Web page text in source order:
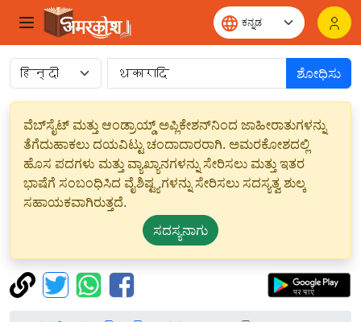
ಶೋಧಿಸು
ವೆಬ್‌ಸೈಟ್ ಮತ್ತು ಆಂಡ್ರಾಯ್ಡ್ ಅಪ್ಲಿಕೇಶನ್‌ನಿಂದ ಜಾಹೀರಾತುಗಳನ್ನು
ತೆಗೆದುಹಾಕಲು ದಯವಿಟ್ಟು ಚಂದಾದಾರರಾಗಿ. ಅಮರಕೋಶದಲ್ಲಿ
ಹೊಸ ಪದಗಳು ಮತ್ತು ವ್ಯಾಖ್ಯಾನಗಳನ್ನು ಸೇರಿಸಲು ಮತ್ತು ಇತರ
ಭಾಷೆಗೆ ಸಂಬಂಧಿಸಿದ ವೈಶಿಷ್ಟ್ಯಗಳನ್ನು ಸೇರಿಸಲು ಸದಸ್ಯತ್ವ ಶುಲ್ಕ
ಸಹಾಯಕವಾಗಿರುತ್ತದೆ.
ಸದಸ್ಯನಾಗು